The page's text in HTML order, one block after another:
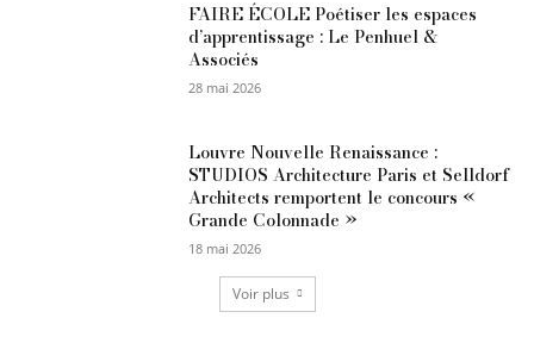
FAIRE ÉCOLE Poétiser les espaces
d’apprentissage : Le Penhuel &
Associés
28 mai 2026
Louvre Nouvelle Renaissance :
STUDIOS Architecture Paris et Selldorf
Architects remportent le concours «
Grande Colonnade »
18 mai 2026
Voir plus